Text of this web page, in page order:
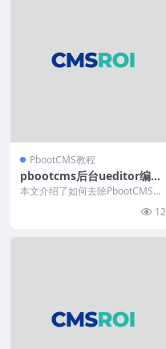
PbootCMS教程
pbootcms后台ueditor编辑
器上传图片如何去掉自动添加
本文介绍了如何去除PbootCMS后
12